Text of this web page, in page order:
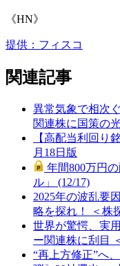
《HN》
提供：フィスコ
関連記事
異常気象で相次
関連株に国策の
【高配当利回
月18日版
年間800万円
ル」 (12/17)
2025年の波乱要
略を探れ！ ＜株
世界が驚愕、実
ー関連株に刮目
“再上方修正”へ